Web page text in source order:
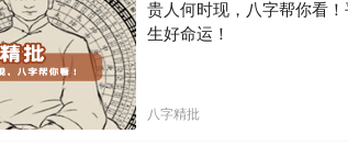
贵人何时现，八字帮你看
生好命运！
八字精批